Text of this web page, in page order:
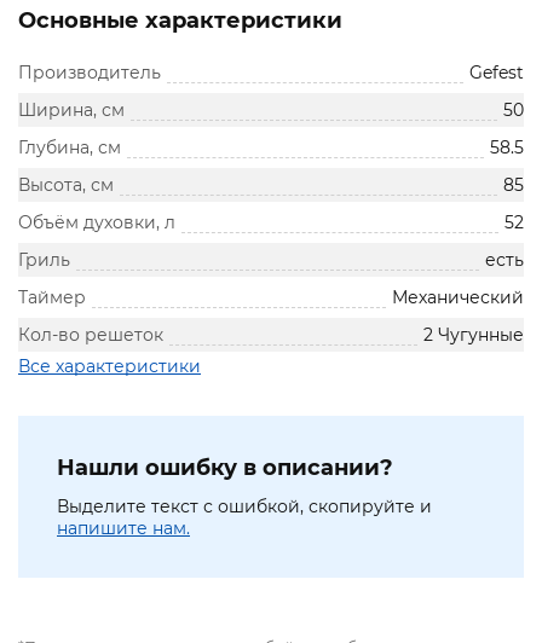
Основные характеристики
Производитель
Gefest
Ширина, см
50
Глубина, см
58.5
Высота, см
85
Объём духовки, л
52
Гриль
есть
Таймер
Механический
Кол-во решеток
2 Чугунные
Все характеристики
Нашли ошибку в описании?
Выделите текст с ошибкой, скопируйте и
напишите нам.